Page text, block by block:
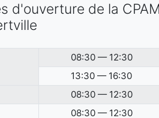
d'ouverture de la CPAM
08:30 — 12:30
13:30 — 16:30
08:30 — 12:30
08:30 — 12:30